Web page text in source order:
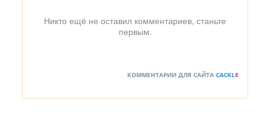
Никто ещё не оставил комментариев, станьте
первым.
КОММЕНТАРИИ ДЛЯ САЙТА CACKLE